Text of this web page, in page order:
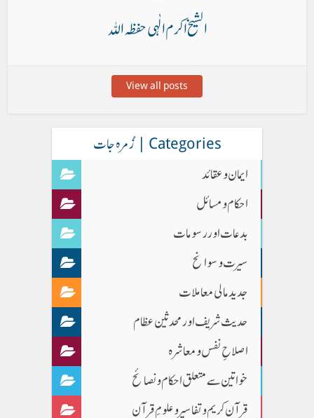
الشیخ اکرم الٰہی حفظہ اللہ
View all posts
Categories | زُمرہ جات
ایمان وعقائد
احکام و مسائل
بدعات اور رسومات
سیرت و سوانح
جدید مالی معاملات
حدیث شریف اور محدثین عظام
اصلاحِ نفس و معاشرہ
خواتین سے متعلق احکام و نصائح
قرآن کریم و تفاسیر و علومِ قرآن